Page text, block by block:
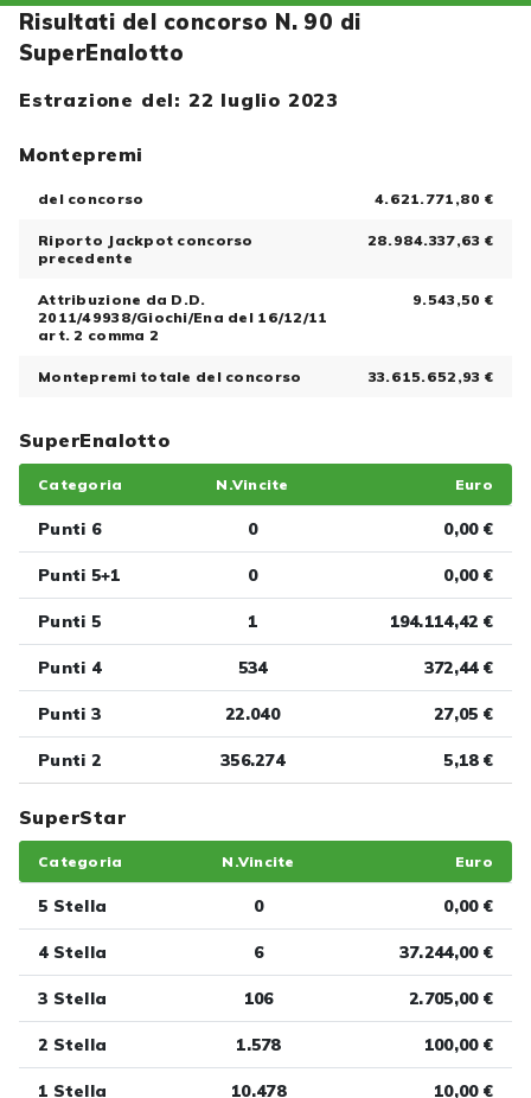
Risultati del concorso N. 90 di
SuperEnalotto
Estrazione del: 22 luglio 2023
Montepremi
del concorso 4.621.771,80 €
Riporto Jackpot concorso
precedente
28.984.337,63 €
Attribuzione da D.D.
2011/49938/Giochi/Ena del 16/12/11
art. 2 comma 2
9.543,50 €
Montepremi totale del concorso 33.615.652,93 €
SuperEnalotto
Categoria N.Vincite Euro
Punti 6 0 0,00 €
Punti 5+1 0 0,00 €
Punti 5 1 194.114,42 €
Punti 4 534 372,44 €
Punti 3 22.040 27,05 €
Punti 2 356.274 5,18 €
SuperStar
Categoria N.Vincite Euro
5 Stella 0 0,00 €
4 Stella 6 37.244,00 €
3 Stella 106 2.705,00 €
2 Stella 1.578 100,00 €
1 Stella 10.478 10,00 €